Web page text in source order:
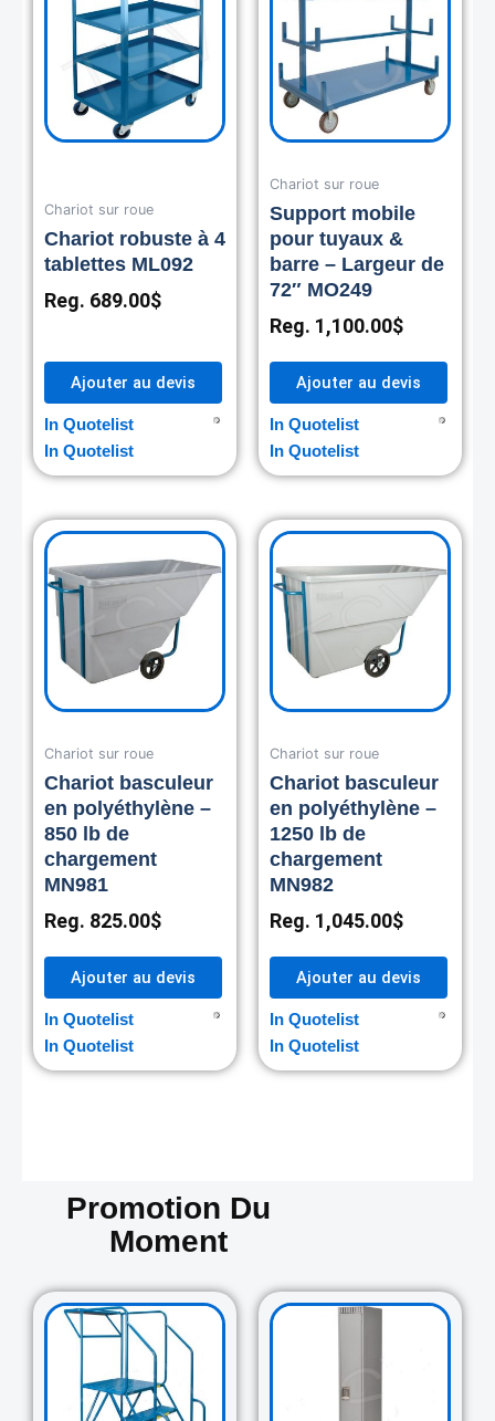
Chariot sur roue
Chariot robuste à 4
tablettes ML092
Reg. 689.00$
Ajouter au devis
In Quotelist
In Quotelist
Chariot sur roue
Support mobile
pour tuyaux &
barre – Largeur de
72″ MO249
Reg. 1,100.00$
Ajouter au devis
In Quotelist
In Quotelist
Chariot sur roue
Chariot basculeur
en polyéthylène –
850 lb de
chargement
MN981
Reg. 825.00$
Ajouter au devis
In Quotelist
In Quotelist
Chariot sur roue
Chariot basculeur
en polyéthylène –
1250 lb de
chargement
MN982
Reg. 1,045.00$
Ajouter au devis
In Quotelist
In Quotelist
Promotion Du
Moment
Original
price
was:
729.00$.
Current
price
Original
price